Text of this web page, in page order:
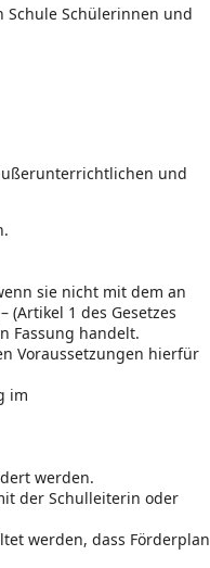
Schülerinnen und
und
sie nicht mit dem an
1 des Gesetzes
Fassung handelt.
Voraussetzungen hierfür
im
werden.
der Schulleiterin oder
werden, dass Förderplan